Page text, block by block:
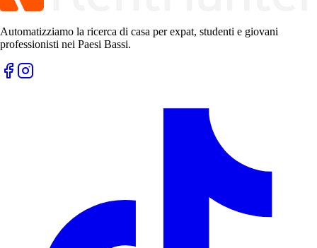
Automatizziamo la ricerca di casa per expat, studenti e giovani
professionisti nei Paesi Bassi.